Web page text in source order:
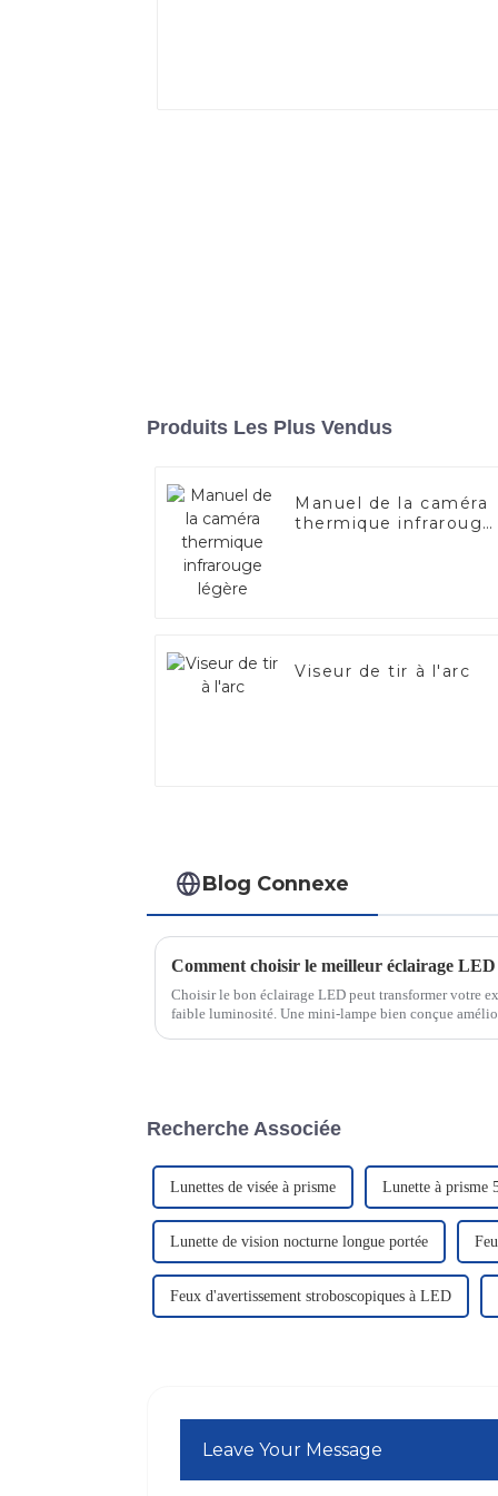
Produits Les Plus Vendus
Manuel de la caméra
thermique infrarouge
Viseur de tir à l'arc
Blog Connexe
Comment choisir le meilleur éclairage LED
Choisir le bon éclairage LED peut transformer votre
faible luminosité. Une mini-lampe bien conçue
Recherche Associée
Lunettes de visée à prisme Lunette à prisme
Lunette de vision nocturne longue portée
Feux d'avertissement stroboscopiques à LED
Leave Your Message